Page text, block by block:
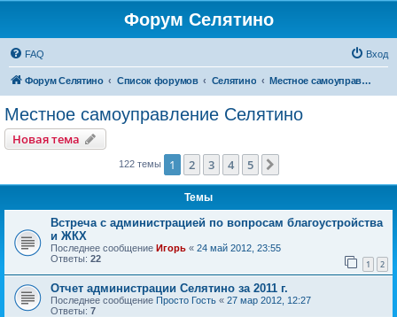
Форум Селятино
FAQ Вход
Форум Селятино Список форумов Селятино Местное самоуправление Селятино
Местное самоуправление Селятино
Новая тема
122 темы 1 2 3 4 5
Темы
Встреча с администрацией по вопросам благоустройства
и ЖКХ
Последнее сообщение Игорь « 24 май 2012, 23:55
Ответы: 22 1 2
Отчет администрации Селятино за 2011 г.
Последнее сообщение Просто Гость « 27 мар 2012, 12:27
Ответы: 7